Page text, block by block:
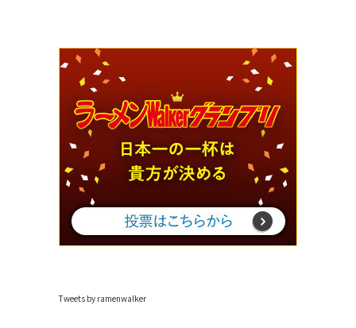
Tweets by ramenwalker